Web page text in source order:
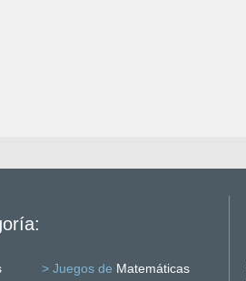
> Juegos de Matemáticas